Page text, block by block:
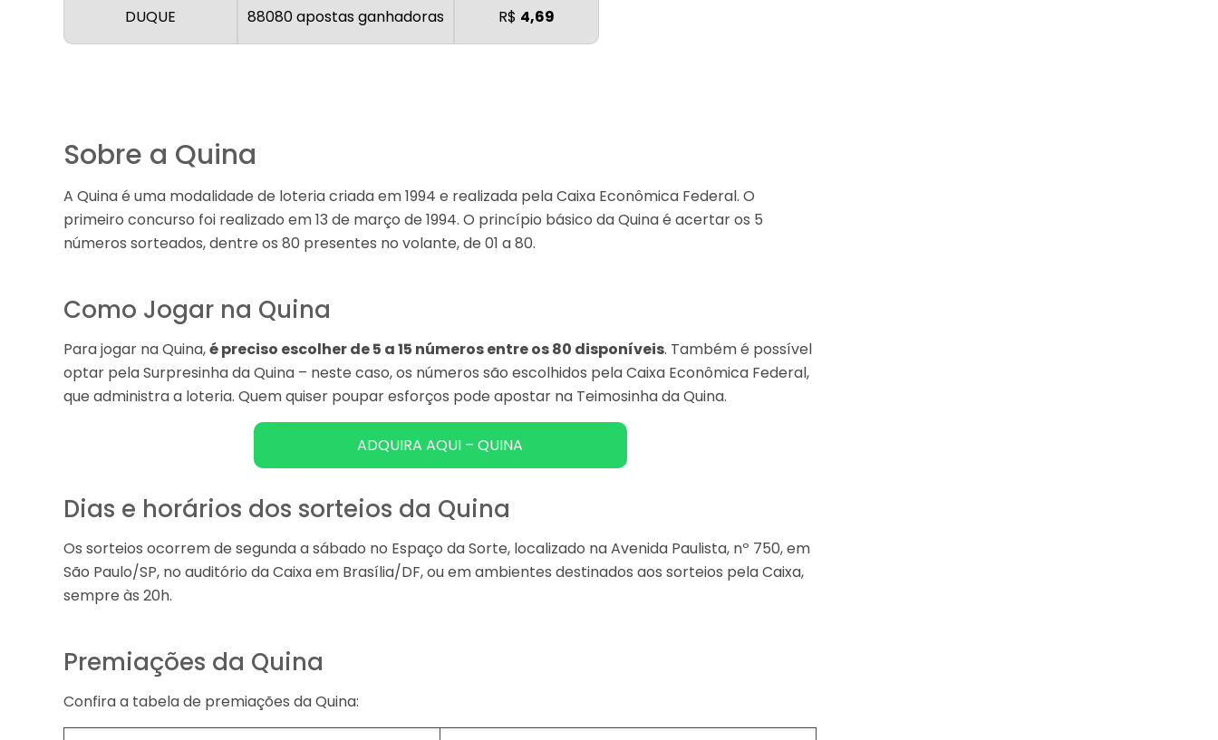
DUQUE 88080 apostas ganhadoras R$ 4,69
Sobre a Quina
A Quina é uma modalidade de loteria criada em 1994 e realizada pela Caixa Econômica Federal. O
primeiro concurso foi realizado em 13 de março de 1994. O princípio básico da Quina é acertar os 5
números sorteados, dentre os 80 presentes no volante, de 01 a 80.
Como Jogar na Quina
Para jogar na Quina,é preciso escolher de 5 a 15 números entre os 80 disponíveis. Também é possível
optar pela Surpresinha da Quina – neste caso, os números são escolhidos pela Caixa Econômica Federal,
que administra a loteria. Quem quiser poupar esforços pode apostar na Teimosinha da Quina.
ADQUIRA AQUI – QUINA
Dias e horários dos sorteios da Quina
Os sorteios ocorrem de segunda a sábado no Espaço da Sorte, localizado na Avenida Paulista, nº 750, em
São Paulo/SP, no auditório da Caixa em Brasília/DF, ou em ambientes destinados aos sorteios pela Caixa,
sempre às 20h.
Premiações da Quina
Confira a tabela de premiações da Quina: